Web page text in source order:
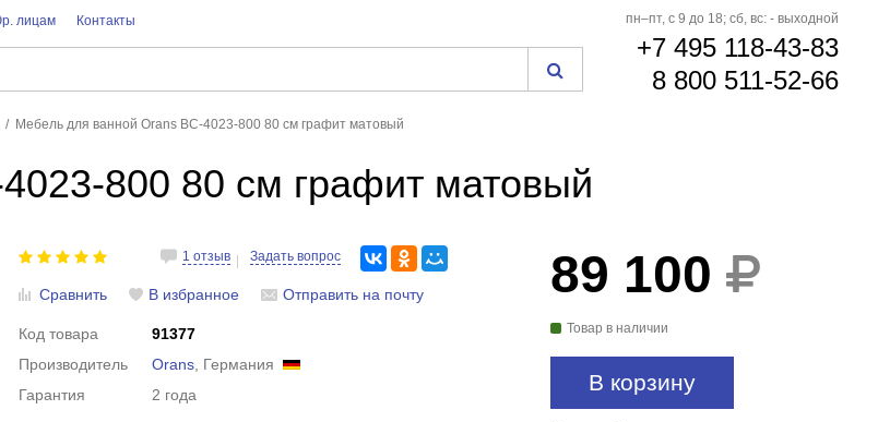
лицам Контакты пн–пт, с 9 до 18; сб, вс: - выходной
+7 495 118-43-83
8 800 511-52-66
Мебель для ванной Orans BC-4023-800 80 см графит матовый
800 80 см графит матовый
1 отзыв Задать вопрос
Сравнить В избранное Отправить на почту
Код товара
91377
Производитель
Orans , Германия
Гарантия
2 года
89 100
Товар в наличии
В корзину